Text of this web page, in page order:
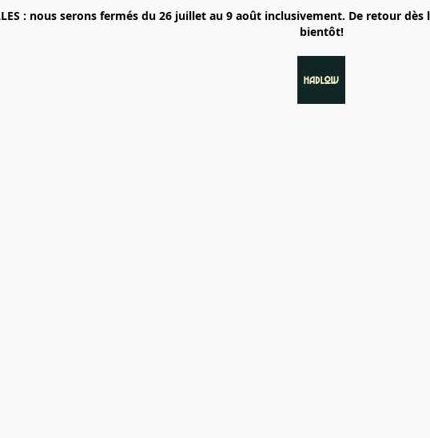
: nous serons fermés du 26 juillet au 9 août inclusivement. De retour
bientôt!